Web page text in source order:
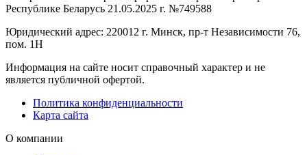
Республике Беларусь 21.05.2025 г. №749588
Юридический адрес: 220012 г. Минск, пр-т Независимости 76,
пом. 1Н
Информация на сайте носит справочный характер и не
является публичной офертой.
Политика конфиденциальности
Карта сайта
О компании